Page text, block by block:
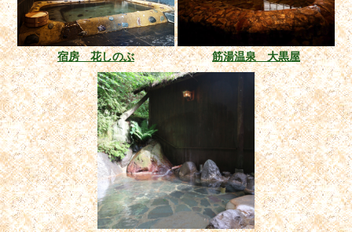
宿房 花しのぶ 筋湯温泉 大黒屋